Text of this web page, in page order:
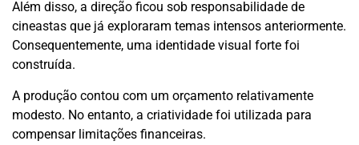
Além disso, a direção ficou sob responsabilidade de
cineastas que já exploraram temas intensos anteriormente.
Consequentemente, uma identidade visual forte foi
construída.
A produção contou com um orçamento relativamente
modesto. No entanto, a criatividade foi utilizada para
compensar limitações financeiras.